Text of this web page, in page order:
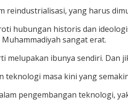
yang harus
hubungan historis dan
sangat erat.
melupakan ibunya sendiri.
masa kini yang
pengembangan teknologi,